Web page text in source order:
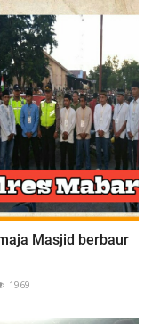
Masjid berbaur
1969